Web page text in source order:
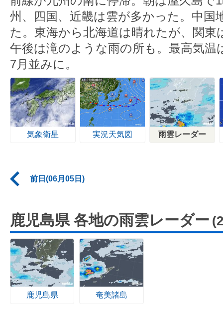
州、四国、近畿は雲が多かった。中国
た。東海から北海道は晴れたが、関東
午後は滝のような雨の所も。最高気温
7月並みに。
気象衛星 実況天気図 雨雲レーダー
前日(06月05日)
鹿児島県 各地の雨雲レーダー
鹿児島県 奄美諸島